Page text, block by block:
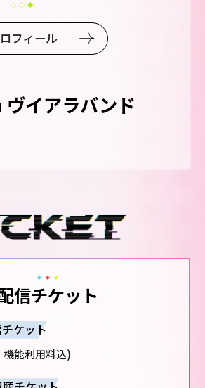
フィール
イアラバンド
信チケット
ケット
能利用料込)